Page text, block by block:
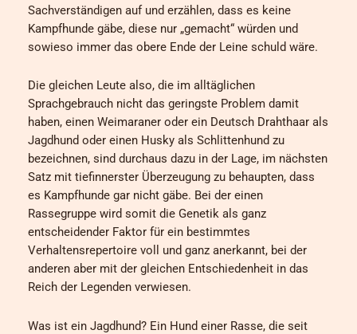
Sachverständigen auf und erzählen, dass es keine
Kampfhunde gäbe, diese nur „gemacht“ würden und
sowieso immer das obere Ende der Leine schuld wäre.
Die gleichen Leute also, die im alltäglichen
Sprachgebrauch nicht das geringste Problem damit
haben, einen Weimaraner oder ein Deutsch Drahthaar als
Jagdhund oder einen Husky als Schlittenhund zu
bezeichnen, sind durchaus dazu in der Lage, im nächsten
Satz mit tiefinnerster Überzeugung zu behaupten, dass
es Kampfhunde gar nicht gäbe. Bei der einen
Rassegruppe wird somit die Genetik als ganz
entscheidender Faktor für ein bestimmtes
Verhaltensrepertoire voll und ganz anerkannt, bei der
anderen aber mit der gleichen Entschiedenheit in das
Reich der Legenden verwiesen.
Was ist ein Jagdhund? Ein Hund einer Rasse, die seit